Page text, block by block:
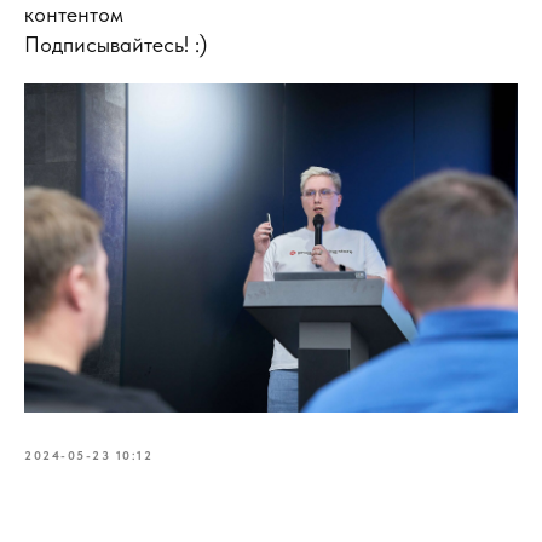
контентом
Подписывайтесь! :)
2024-05-23 10:12